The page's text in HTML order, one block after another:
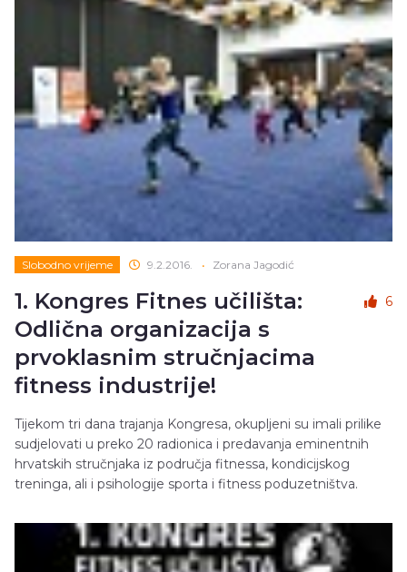
Slobodno vrijeme 9.2.2016. • Zorana Jagodić
1. Kongres Fitnes učilišta:
Odlična organizacija s
prvoklasnim stručnjacima
fitness industrije!
6
Tijekom tri dana trajanja Kongresa, okupljeni su imali prilike
sudjelovati u preko 20 radionica i predavanja eminentnih
hrvatskih stručnjaka iz područja fitnessa, kondicijskog
treninga, ali i psihologije sporta i fitness poduzetništva.